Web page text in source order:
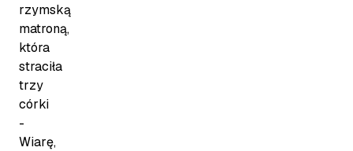
rzymską
matroną,
która
straciła
trzy
córki
-
Wiarę,